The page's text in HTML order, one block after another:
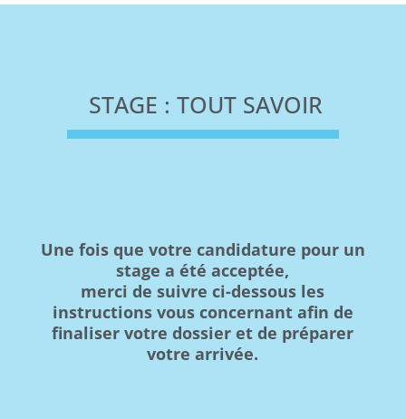
STAGE : TOUT SAVOIR
Une fois que votre candidature pour un
stage a été acceptée,
merci de suivre ci-dessous les
instructions vous concernant afin de
finaliser votre dossier et de préparer
votre arrivée.